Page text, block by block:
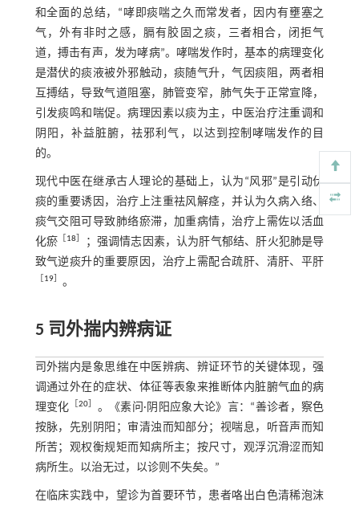
和全面的总结，“哮即痰喘之久而常发者，因内有壅塞之
气，外有非时之感，膈有胶固之痰，三者相合，闭拒气
道，搏击有声，发为哮病”。哮喘发作时，基本的病理变化
是潜伏的痰液被外邪触动，痰随气升，气因痰阻，两者相
互搏结，导致气道阻塞，肺管变窄，肺气失于正常宣降，
引发痰鸣和喘促。病理因素以痰为主，中医治疗注重调和
阴阳，补益脏腑，祛邪利气，以达到控制哮喘发作的目
的。
现代中医在继承古人理论的基础上，认为“风邪”是引动伏
痰的重要诱因，治疗上注重祛风解痉，并认为久病入络、
痰气交阻可导致肺络瘀滞，加重病情，治疗上需佐以活血
化瘀［ 18
；强调情志因素，认为肝气郁结、肝火犯肺是导
致气逆痰升的重要原因，治疗上需配合疏肝、清肝、平肝
19］ 。
5 司外揣内辨病证
司外揣内是象思维在中医辨病、辨证环节的关键体现，强
调通过外在的症状、体征等表象来推断体内脏腑气血的病
理变化
20］ 。《素问·阴阳应象大论》言：“善诊者，察色
按脉，先别阴阳；审清浊而知部分；视喘息，听音声而知
所苦；观权衡规矩而知病所主；按尺寸，观浮沉滑涩而知
病所生。以治无过，以诊则不失矣。”
在临床实践中，望诊为首要环节，患者咯出白色清稀泡沫